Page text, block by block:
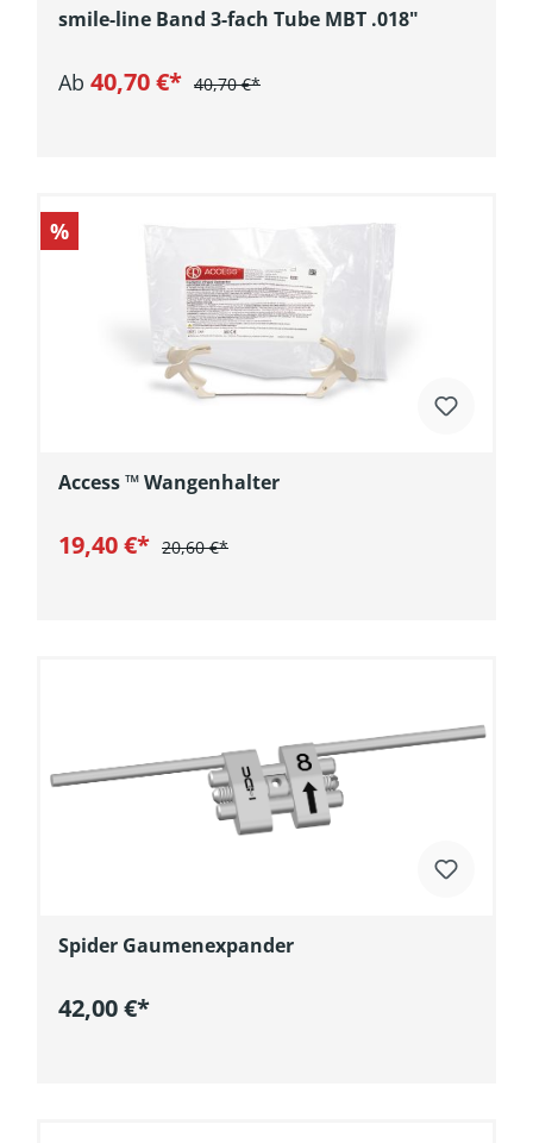
smile-line Band 3-fach Tube MBT .018"
Ab 40,70 €* 40,70 €*
%
Access ™ Wangenhalter
19,40 €* 20,60 €*
Spider Gaumenexpander
42,00 €*